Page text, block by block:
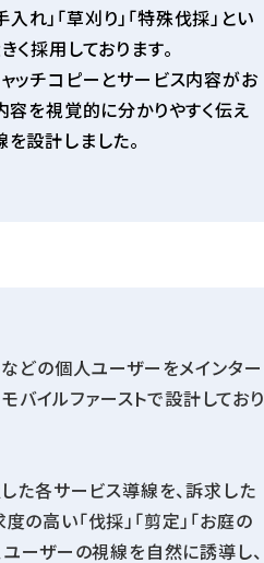
れ」「草刈り」「特殊伐採」とい
採用しております。
ッチコピーとサービス内容がお
容を視覚的に分かりやすく伝え
設計しました。
などの個人ユーザーをメインター
バイルファーストで設計しており
た各サービス導線を、訴求した
高い「伐採」「剪定」「お庭の
ーザーの視線を自然に誘導し、